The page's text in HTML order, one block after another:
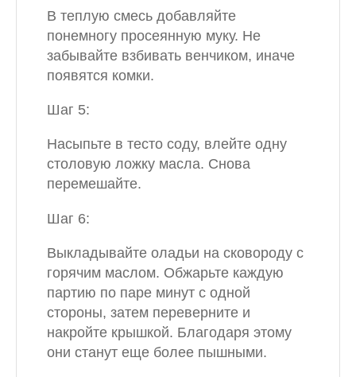
В теплую смесь добавляйте
понемногу просеянную муку. Не
забывайте взбивать венчиком, иначе
появятся комки.
Шаг 5:
Насыпьте в тесто соду, влейте одну
столовую ложку масла. Снова
перемешайте.
Шаг 6:
Выкладывайте оладьи на сковороду с
горячим маслом. Обжарьте каждую
партию по паре минут с одной
стороны, затем переверните и
накройте крышкой. Благодаря этому
они станут еще более пышными.